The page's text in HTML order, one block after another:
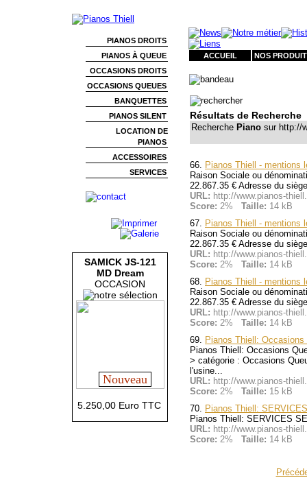
PIANOS DROITS
PIANOS À QUEUE
OCCASIONS DROITS
OCCASIONS QUEUES
BANQUETTES
PIANOS SILENT
LOCATION DE
PIANOS
ACCESSOIRES
SERVICES
SAMICK JS-121
MD Dream
OCCASION
Nouveau
5.250,00 Euro TTC
ACCUEIL NOS
Résultats de Recherche
Recherche Piano sur http://
66.
Pianos Thiell - mentions
Raison Sociale ou
22.867.35 € Adresse du
URL: http://www.pianos-
Score: 2% Taille: 14 kB
67.
Pianos Thiell - mentions
Raison Sociale ou
22.867.35 € Adresse du
URL: http://www.pianos-
Score: 2% Taille: 14 kB
68.
Pianos Thiell - mentions
Raison Sociale ou
22.867.35 € Adresse du
URL: http://www.pianos-
Score: 2% Taille: 14 kB
69.
Pianos Thiell:
Pianos Thiell: Occasions
> catégorie : Occasions
l'usine...
URL: http://www.pianos-
Score: 2% Taille: 15 kB
70.
Pianos Thiell: SERVICES
Pianos Thiell: SERVICES
URL: http://www.pianos-
Score: 2% Taille: 14 kB